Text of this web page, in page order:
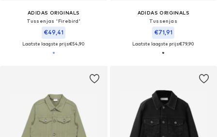
ADIDAS ORIGINALS
Tussenjas 'Firebird'
€49,41
Laatste laagste prijs:€54,90
ADIDAS ORIGINALS
Tussenjas
€71,91
Laatste laagste prijs:€79,90